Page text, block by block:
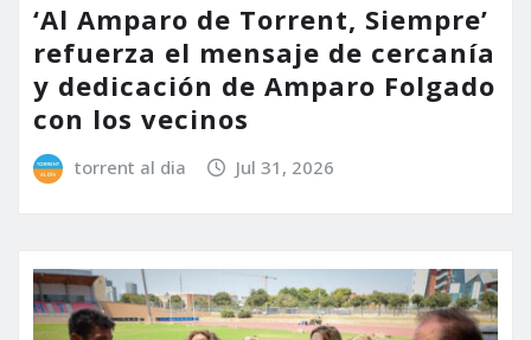
‘Al Amparo de Torrent, Siempre’
refuerza el mensaje de cercanía
y dedicación de Amparo Folgado
con los vecinos
torrent al dia Jul 31, 2026